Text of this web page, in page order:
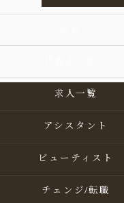
求人一覧
アシスタント
ビューティスト
チェンジ/転職